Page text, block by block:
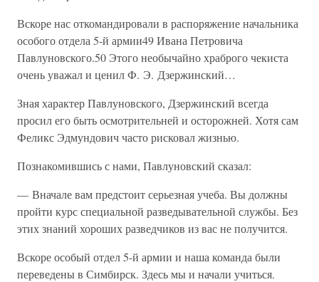
Вскоре нас откомандировали в распоряжение начальника
особого отдела 5-й армии49 Ивана Петровича
Павлуновского.50 Этого необычайно храброго чекиста
очень уважал и ценил Ф. Э. Дзержинский…
Зная характер Павлуновского, Дзержинский всегда
просил его быть осмотрительней и осторожней. Хотя сам
Феликс Эдмундович часто рисковал жизнью.
Познакомившись с нами, Павлуновский сказал:
— Вначале вам предстоит серьезная учеба. Вы должны
пройти курс специальной разведывательной службы. Без
этих знаний хороших разведчиков из вас не получится.
Вскоре особый отдел 5-й армии и наша команда были
переведены в Симбирск. Здесь мы и начали учиться.